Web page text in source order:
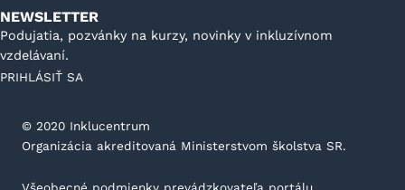
NEWSLETTER
Podujatia, pozvánky na kurzy, novinky v inkluzívnom
vzdelávaní.
PRIHLÁSIŤ SA
©️ 2020 Inklucentrum
Organizácia akreditovaná Ministerstvom školstva SR.
Všeobecné podmienky prevádzkovateľa portálu